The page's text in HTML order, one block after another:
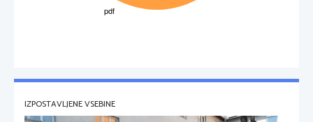
IZPOSTAVLJENE VSEBINE